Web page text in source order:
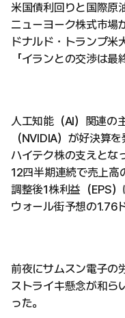
米国債利回りと国際原
ニューヨーク株式市場
ドナルド・トランプ米
「イランとの交渉は最
人工知能（AI）関連の
（NVIDIA）が好決算を
ハイテク株の支えとな
12四半期連続で売上高
調整後1株利益（EPS）
ウォール街予想の1.76
前夜にサムスン電子の
ストライキ懸念が和ら
った。